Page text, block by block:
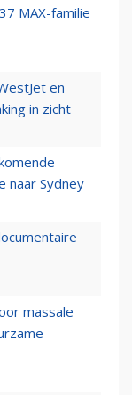
MAX-familie
en
in zicht
naar Sydney
massale